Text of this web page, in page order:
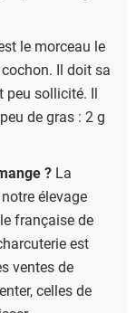
le morceau le
Il doit sa
peu sollicité. Il
de gras : 2 g
? La
élevage
française de
est
ventes de
celles de